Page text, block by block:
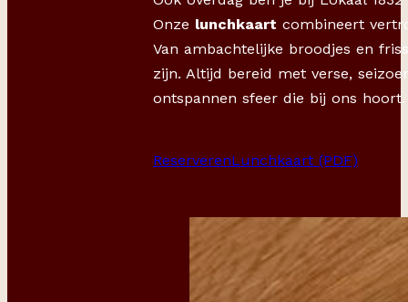
Onze lunchkaart combineert
Van ambachtelijke broodjes en
zijn. Altijd bereid met verse,
ontspannen sfeer die bij ons hoort.
ReserverenLunchkaart (PDF)